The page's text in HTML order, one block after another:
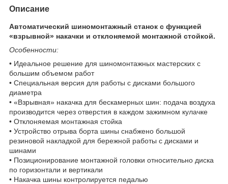
Описание
Автоматический шиномонтажный станок с функцией
«взрывной» накачки и отклоняемой монтажной стойкой.
Особенности:
• Идеальное решение для шиномонтажных мастерских с
большим объемом работ
• Специальная версия для работы с дисками большого
диаметра
• «Взрывная» накачка для бескамерных шин: подача воздуха
производится через отверстия в каждом зажимном кулачке
• Отклоняемая монтажная стойка
• Устройство отрыва борта шины снабжено большой
резиновой накладкой для бережной работы с дисками и
шинами
• Позиционирование монтажной головки относительно диска
по горизонтали и вертикали
• Накачка шины контролируется педалью